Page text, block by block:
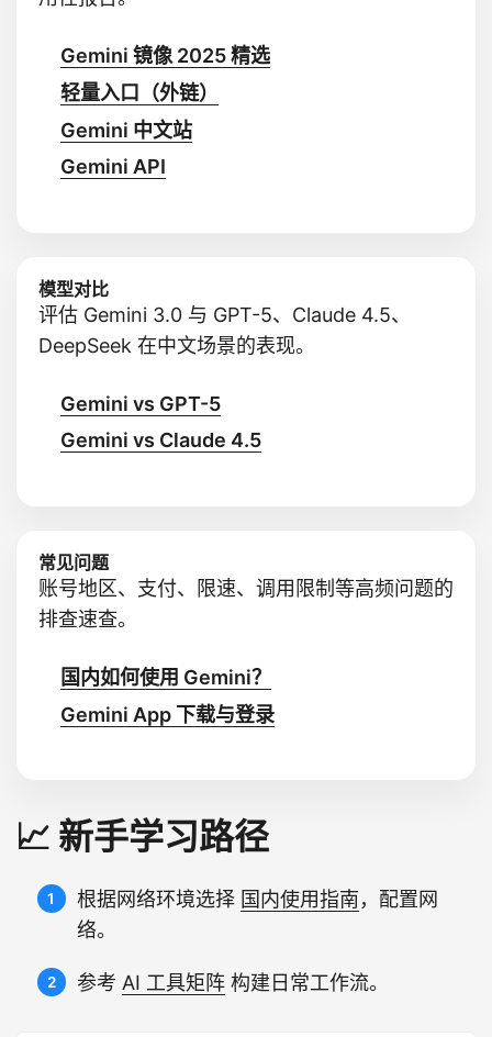
Gemini 镜像 2025 精选
轻量入口（外链）
Gemini 中文站
Gemini API
模型对比
评估 Gemini 3.0 与 GPT-5、Claude 4.5、
DeepSeek 在中文场景的表现。
Gemini vs GPT-5
Gemini vs Claude 4.5
常见问题
账号地区、支付、限速、调用限制等高频问题的
排查速查。
国内如何使用 Gemini？
Gemini App 下载与登录
📈 新手学习路径
根据网络环境选择 国内使用指南，配置网
络。
参考 AI 工具矩阵 构建日常工作流。